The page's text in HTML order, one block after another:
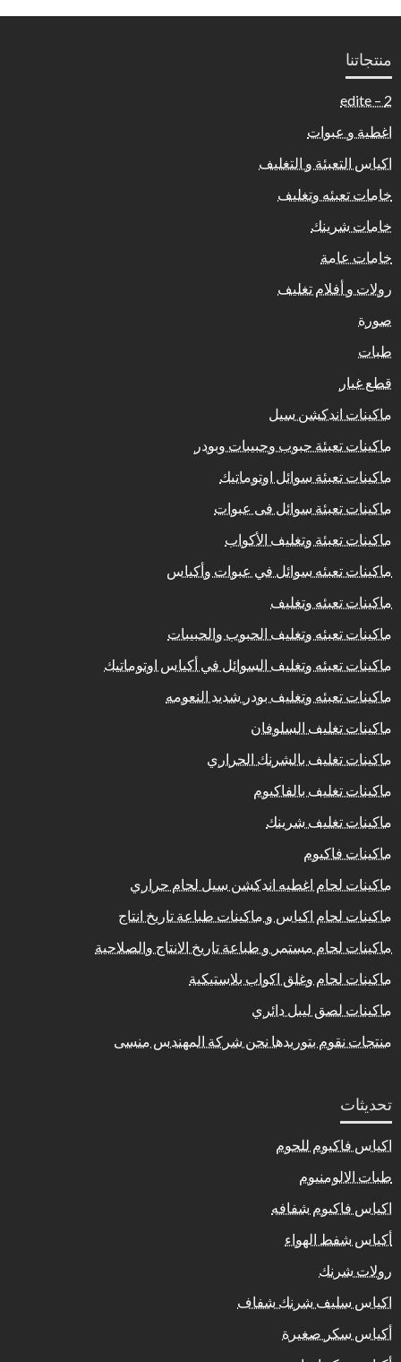
منتجاتنا
2 – edite
اغطية و عبوات
اكياس التعبئة و التغليف
خامات تعبئه وتغليف
خامات شرينك
خامات عامة
رولات و أفلام تغليف
صورة
طبات
قطع غيار
ماكينات اندكشن سيل
ماكينات تعبئة حبوب وحبيبات وبودر
ماكينات تعبئة سوائل اوتوماتيك
ماكينات تعبئة سوائل فى عبوات
ماكينات تعبئة وتغليف الأكواب
ماكينات تعبئه سوائل في عبوات وأكياس
ماكينات تعبئه وتغليف
ماكينات تعبئه وتغليف الحبوب والحبيبات
ماكينات تعبئه وتغليف السوائل في أكياس اوتوماتيك
ماكينات تعبئه وتغليف بودر شديد النعومه
ماكينات تغليف السلوفان
ماكينات تغليف بالشرنك الحراري
ماكينات تغليف بالفاكيوم
ماكينات تغليف شرينك
ماكينات فاكيوم
ماكينات لحام اغطيه اندكشن سيل لحام حراري
ماكينات لحام اكياس و ماكينات طباعة تاريخ انتاج
ماكينات لحام مستمر و طباعة تاريخ الانتاج والصلاحية
ماكينات لحام وغلق اكواب بلاستيكية
ماكينات لصق ليبل دائري
منتجات نقوم بتوريدها نحن شركة المهندس منسى
تحديثات
اكياس فاكيوم للحوم
طبات الالومنيوم
اكياس فاكيوم شفافه
أكياس شفط الهواء
رولات شرنك
اكياس سليف شرنك شفاف
أكياس سكر صغيرة